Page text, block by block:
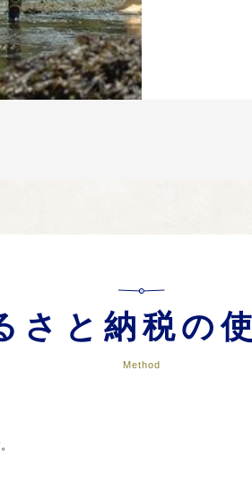
さと納税の
Method